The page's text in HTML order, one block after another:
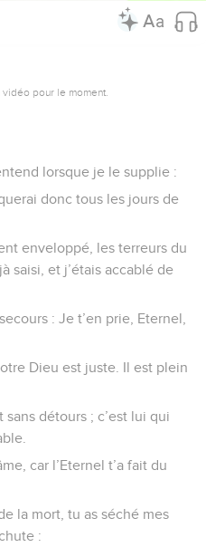
pour le moment.
lorsque je le supplie :
donc tous les jours de
enveloppé, les terreurs du
saisi, et j’étais accablé de
: Je t’en prie, Eternel,
Dieu est juste. Il est plein
sans détours ; c’est lui qui
car l’Eternel t’a fait du
la mort, tu as séché mes
: